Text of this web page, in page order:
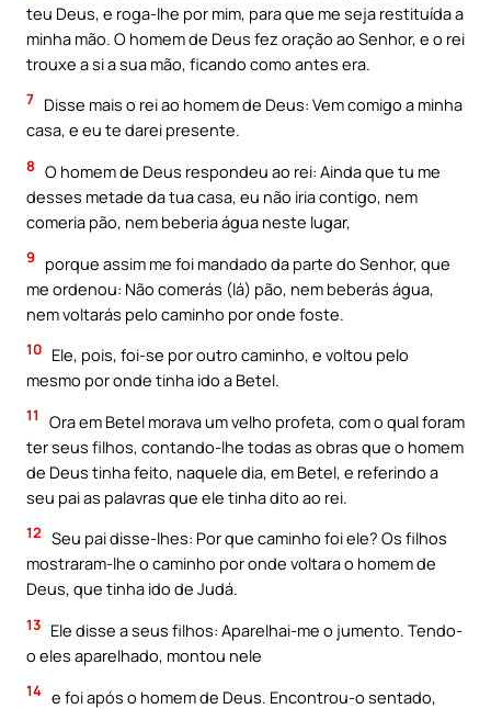
teu Deus, e roga-lhe por mim, para que me seja restituída a
minha mão. O homem de Deus fez oração ao Senhor, e o rei
trouxe a si a sua mão, ficando como antes era.
7 Disse mais o rei ao homem de Deus: Vem comigo a minha
casa, e eu te darei presente.
8 O homem de Deus respondeu ao rei: Ainda que tu me
desses metade da tua casa, eu não iria contigo, nem
comeria pão, nem beberia água neste lugar,
9
porque assim me foi mandado da parte do Senhor, que
me ordenou: Não comerás (lá) pão, nem beberás água,
nem voltarás pelo caminho por onde foste.
10 Ele, pois, foi-se por outro caminho, e voltou pelo
mesmo por onde tinha ido a Betel.
11
Ora em Betel morava um velho profeta, com o qual foram
ter seus filhos, contando-lhe todas as obras que o homem
de Deus tinha feito, naquele dia, em Betel, e referindo a
seu pai as palavras que ele tinha dito ao rei.
12 Seu pai disse-lhes: Por que caminho foi ele? Os filhos
mostraram-lhe o caminho por onde voltara o homem de
Deus, que tinha ido de Judá.
13 Ele disse a seus filhos: Aparelhai-me o jumento. Tendo-
o eles aparelhado, montou nele
14 e foi após o homem de Deus. Encontrou-o sentado,